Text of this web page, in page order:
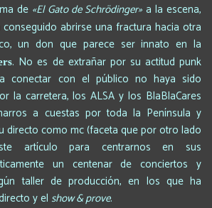
de «El Gato de Schrödinger»a la escena,
conseguido abrirse una fractura hacia otra
un don que parece ser innato en la
. No es de extrañar por su actitud punk
conectar con el público no haya sido
la carretera, los ALSA y los BlaBlaCares
a cuestas por toda la Península y
directo como mc (faceta que por otro lado
artículo para centrarnos en sus
un centenar de conciertos y
taller de producción, en los que ha
y el show & prove.